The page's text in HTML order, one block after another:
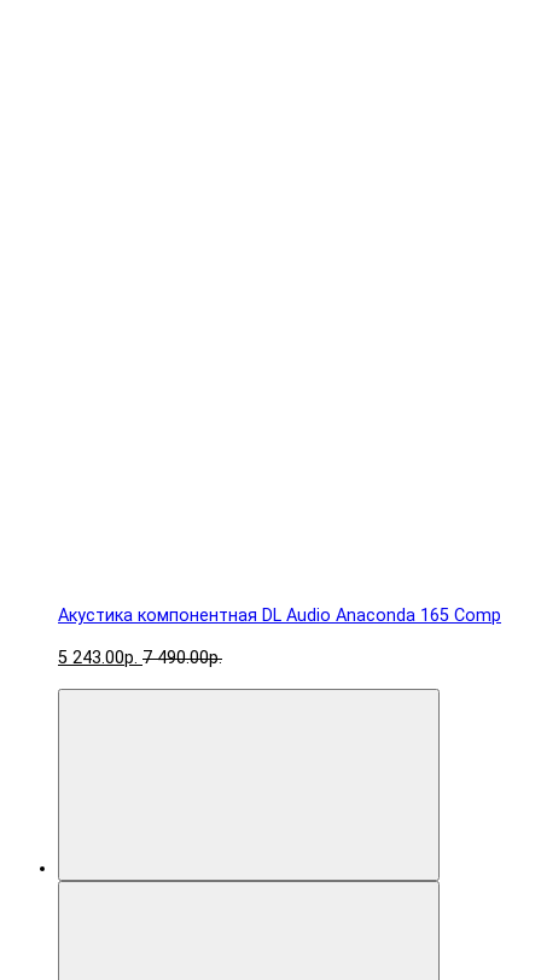
Акустика компонентная DL Audio Anaconda 165 Comp
5 243.00р. 7 490.00р.